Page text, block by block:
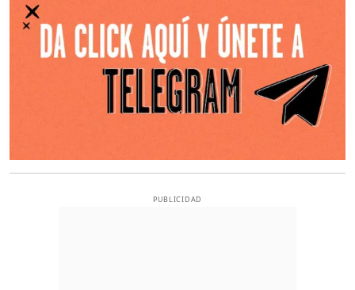
PUBLICIDAD